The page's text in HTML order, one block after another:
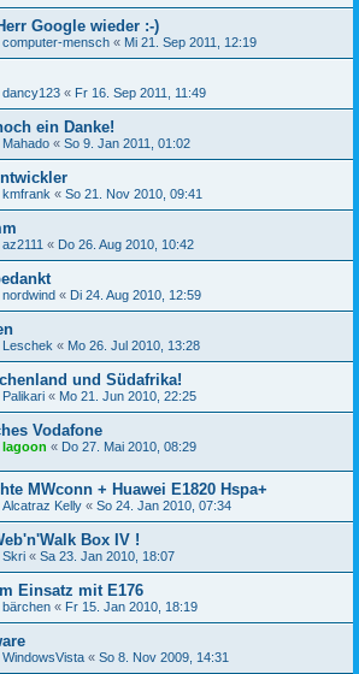
Google wieder :-)
computer-mensch « Mi 21. Sep 2011, 12:19
dancy123 « Fr 16. Sep 2011, 11:49
ein Danke!
Mahado « So 9. Jan 2011, 01:02
kmfrank « So 21. Nov 2010, 09:41
az2111 « Do 26. Aug 2010, 10:42
nordwind « Di 24. Aug 2010, 12:59
Leschek « Mo 26. Jul 2010, 13:28
und Südafrika!
Palikari « Mo 21. Jun 2010, 22:25
Vodafone
lagoon « Do 27. Mai 2010, 08:29
MWconn + Huawei E1820 Hspa+
Alcatraz Kelly « So 24. Jan 2010, 07:34
Box IV !
Skri « Sa 23. Jan 2010, 18:07
Einsatz mit E176
bärchen « Fr 15. Jan 2010, 18:19
WindowsVista « So 8. Nov 2009, 14:31